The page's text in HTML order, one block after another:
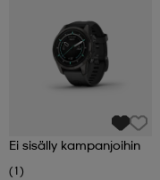
Ei sisälly kampanjoihin
(1)